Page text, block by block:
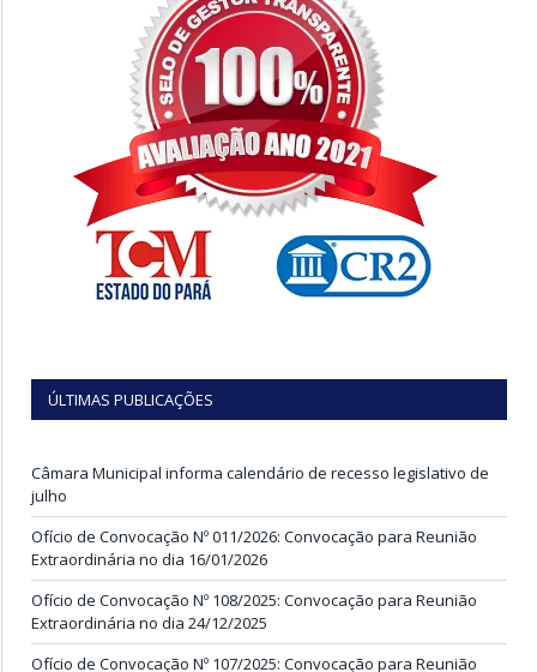
ÚLTIMAS PUBLICAÇÕES
Câmara Municipal informa calendário de recesso legislativo de
julho
Ofício de Convocação Nº 011/2026: Convocação para Reunião
Extraordinária no dia 16/01/2026
Ofício de Convocação Nº 108/2025: Convocação para Reunião
Extraordinária no dia 24/12/2025
Ofício de Convocação Nº 107/2025: Convocação para Reunião